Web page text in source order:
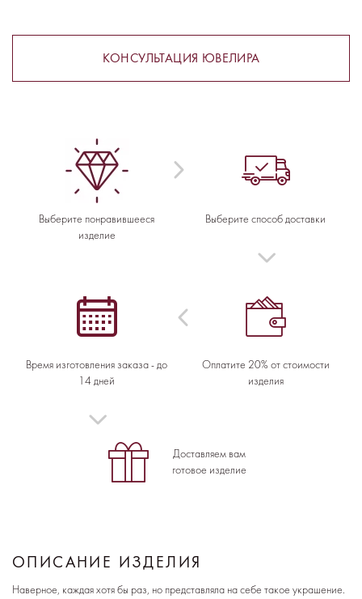
КОНСУЛЬТАЦИЯ ЮВЕЛИРА
Выберите понравившееся
изделие
Выберите способ доставки
Оплатите 20% от стоимости
изделия
Время изготовления заказа - до
14 дней
Доставляем вам
готовое изделие
ОПИСАНИЕ ИЗДЕЛИЯ
Наверное, каждая хотя бы раз, но представляла на себе такое украшение.